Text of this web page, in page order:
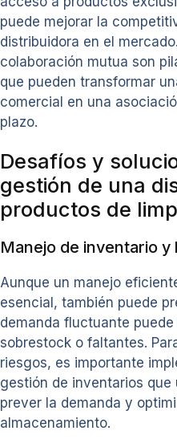
puede mejorar la
distribuidora en el
colaboración mutua son
que pueden transformar
comercial en una
plazo.
Desafíos y
gestión de una
productos de
Manejo de inventario y
Aunque un manejo
esencial, también puede
demanda fluctuante
sobrestock o faltantes.
riesgos, es importante
gestión de inventarios
prever la demanda y
almacenamiento.